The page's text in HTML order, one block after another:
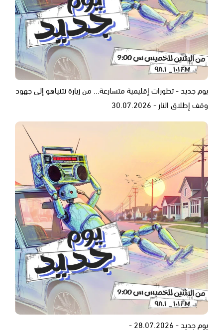
يوم جديد - تطورات إقليمية متسارعة... من زيارة نتنياهو إلى جهود
وقف إطلاق النار - 30.07.2026
يوم جديد - 28.07.2026 -